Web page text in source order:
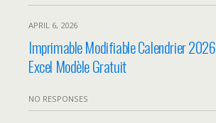
APRIL 6, 2026
Imprimable Modifiable Calendrier 2026
Excel Modèle Gratuit
NO RESPONSES